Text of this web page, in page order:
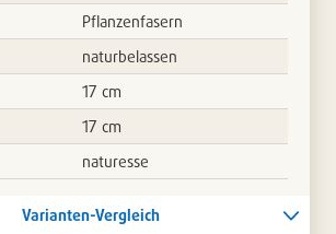
Pflanzenfasern
naturbelassen
17 cm
17 cm
naturesse
Varianten-Vergleich